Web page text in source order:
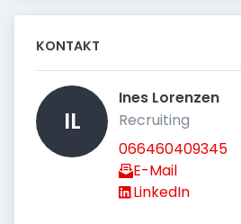
KONTAKT
IL
Ines Lorenzen
Recruiting
066460409345
E-Mail
LinkedIn